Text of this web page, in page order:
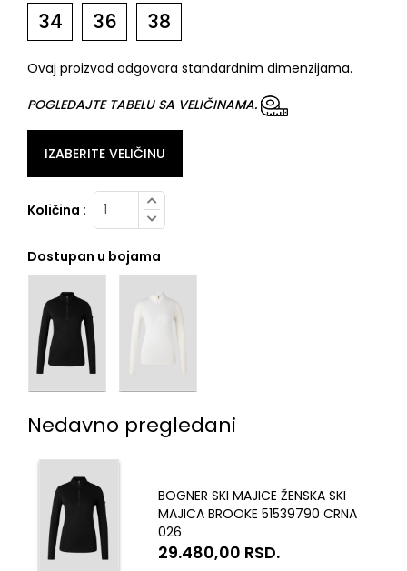
34 36 38
Ovaj proizvod odgovara standardnim dimenzijama.
POGLEDAJTE TABELU SA VELIČINAMA.
IZABERITE VELIČINU
Količina :
Dostupan u bojama
Nedavno pregledani
BOGNER SKI MAJICE ŽENSKA SKI
MAJICA BROOKE 51539790 CRNA
026
29.480,00 RSD.